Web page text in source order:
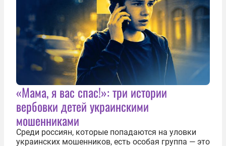
«Мама, я вас спас!»: три истории
вербовки детей украинскими
мошенниками
Среди россиян, которые попадаются на уловки
украинских мошенников, есть особая группа — это